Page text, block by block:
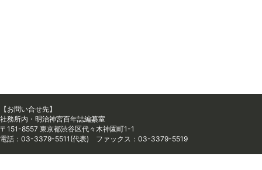
【お問い合せ先】
社務所内・明治神宮百年誌編纂室
〒151-8557 東京都渋谷区代々木神園町1-1
電話：03-3379-5511(代表) ファックス：03-3379-5519